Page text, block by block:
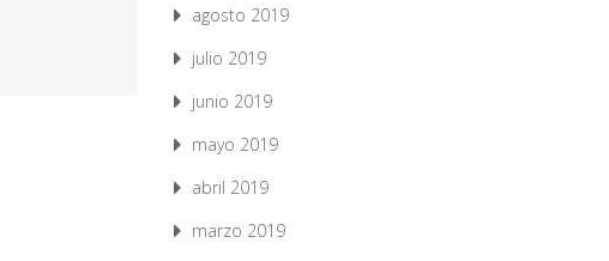
agosto 2019
julio 2019
junio 2019
mayo 2019
abril 2019
marzo 2019